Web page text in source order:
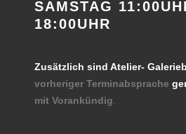
SAMSTAG
18:00UHR
Zusätzlich sind Atelier-
vorheriger Terminabsprache
mit Vorankündig.